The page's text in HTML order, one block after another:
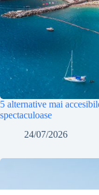
5 alternative mai
spectaculoase
24/07/2026